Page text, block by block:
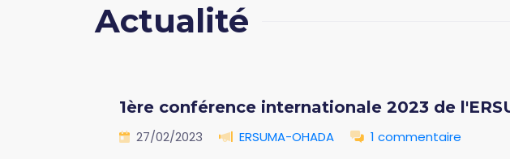
Actualité
1ère conférence internationale 2023 de
27/02/2023 ERSUMA-OHADA 1 commentaire